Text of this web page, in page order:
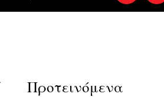
Προτεινόμενα